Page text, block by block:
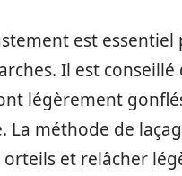
est
Il est conseillé
légèrement
La méthode de
et relâcher